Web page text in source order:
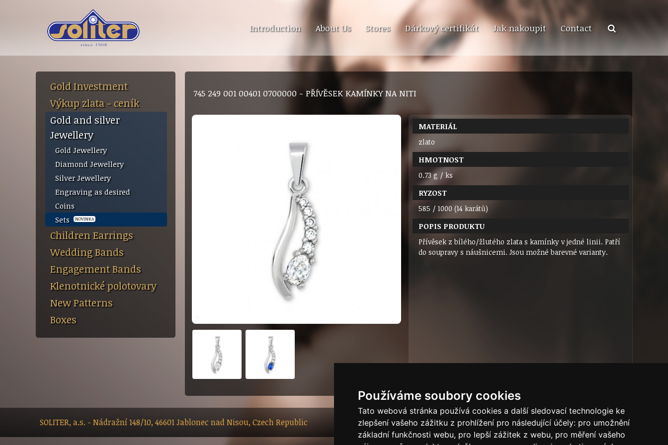
Používáme soubory cookies
Tato webová stránka používá cookies a další sledovací technologie ke
zlepšení vašeho zážitku z prohlížení pro následující účely: pro umožnění
základní funkčnosti webu, pro lepší zážitek z webu, pro měření vašeho
Introduction About Us Stores Dárkový certifikát Jak nakoupit Contact
Gold Investment
Výkup zlata - ceník
Gold and silver
Jewellery
Gold Jewellery
Diamond Jewellery
Silver Jewellery
Engraving as desired
Coins
Sets
NOVINKA
Children Earrings
Wedding Bands
Engagement Bands
Klenotnické polotovary
New Patterns
Boxes
745 249 001 00401 0700000 - PŘÍVĚSEK KAMÍNKY NA NITI
MATERIÁL
zlato
HMOTNOST
0.73 g / ks
RYZOST
585 / 1000 (14 karátů)
POPIS PRODUKTU
Přívěsek z bílého/žlutého zlata s kamínky v jedné linii. Patří
do soupravy s náušnicemi. Jsou možné barevné varianty.
SOLITER, a.s. - Nádražní 148/10, 46601 Jablonec nad Nisou, Czech Republic Tech.info